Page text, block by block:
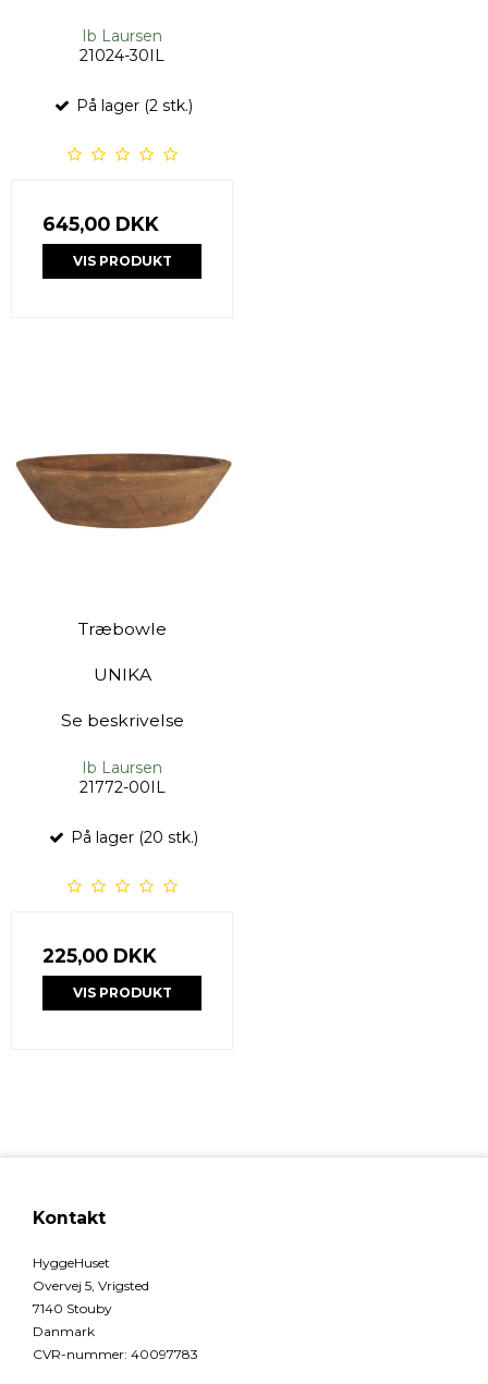
Ib Laursen
21024-30IL
På lager (2 stk.)
645,00 DKK
VIS PRODUKT
Træbowle
UNIKA
Se beskrivelse
Ib Laursen
21772-00IL
På lager (20 stk.)
225,00 DKK
VIS PRODUKT
Kontakt
HyggeHuset
Overvej 5, Vrigsted
7140 Stouby
Danmark
CVR-nummer: 40097783